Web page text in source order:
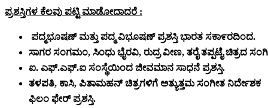
ಪ್ರಶಸ್ತಿಗಳ ಕೆಲವು ಪಟ್ಟಿ ಮಾಡೋದಾದರೆ :
ಪದ್ಮಭೂಷಣ್ ಮತ್ತು ಪದ್ಮ ವಿಭೂಷಣ್ ಪ್ರಶಸ್ತಿ ಭಾರತ ಸಕಾ೯ರದಿಂದ.
ಸಾಗರ ಸಂಗಮಂ, ಸಿಂಧು ಭೈರವಿ, ರುದ್ರ ವೀಣ, ತರೈ ತಪ್ಪಟೈ ಚಿತ್ರದ
ಐ. ಎಫ್.ಎಫ್.ಐ ಸಂಸ್ಥೆಯಿಂದ ಜೀವಮಾನ ಸಾಧನೆ ಪ್ರಶಸ್ತಿ.
ತಳಪತಿ, ಕಾಸಿ, ಪಿತಾಮಹನ್ ಚಿತ್ರಗಳಿಗೆ ಅತ್ಯುತ್ತಮ ಸಂಗೀತ ನಿರ್ದೇಶಕ
ಫಿಲಂ ಫೇರ್ ಪ್ರಶಸ್ತಿ.